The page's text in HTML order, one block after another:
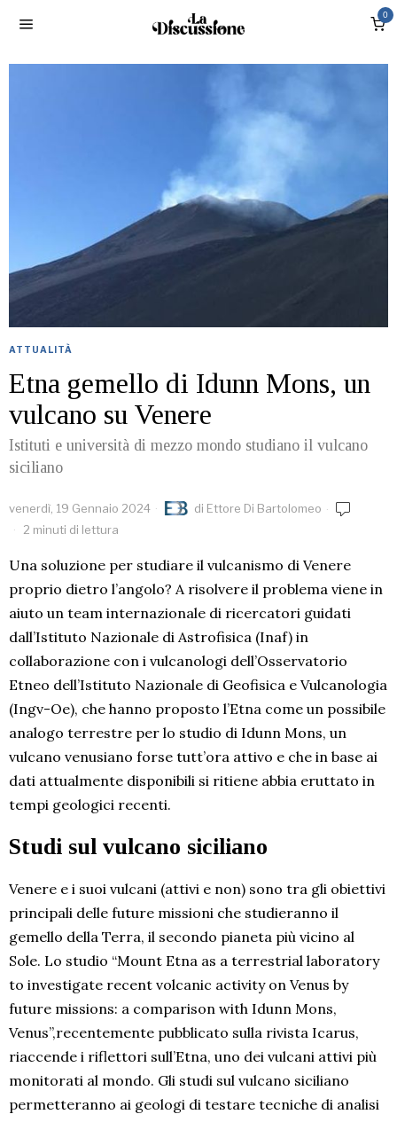
0
ATTUALITÀ
Etna gemello di Idunn Mons, un
vulcano su Venere
Istituti e università di mezzo mondo studiano il vulcano
siciliano
venerdì, 19 Gennaio 2024 di Ettore Di Bartolomeo
2 minuti di lettura
Una soluzione per studiare il vulcanismo di Venere
proprio dietro l’angolo? A risolvere il problema viene in
aiuto un team internazionale di ricercatori guidati
dall’Istituto Nazionale di Astrofisica (Inaf) in
collaborazione con i vulcanologi dell’Osservatorio
Etneo dell’Istituto Nazionale di Geofisica e Vulcanologia
(Ingv-Oe), che hanno proposto l’Etna come un possibile
analogo terrestre per lo studio di Idunn Mons, un
vulcano venusiano forse tutt’ora attivo e che in base ai
dati attualmente disponibili si ritiene abbia eruttato in
tempi geologici recenti.
Studi sul vulcano siciliano
Venere e i suoi vulcani (attivi e non) sono tra gli obiettivi
principali delle future missioni che studieranno il
gemello della Terra, il secondo pianeta più vicino al
Sole. Lo studio “Mount Etna as a terrestrial laboratory
to investigate recent volcanic activity on Venus by
future missions: a comparison with Idunn Mons,
Venus”,recentemente pubblicato sulla rivista Icarus,
riaccende i riflettori sull’Etna, uno dei vulcani attivi più
monitorati al mondo. Gli studi sul vulcano siciliano
permetteranno ai geologi di testare tecniche di analisi